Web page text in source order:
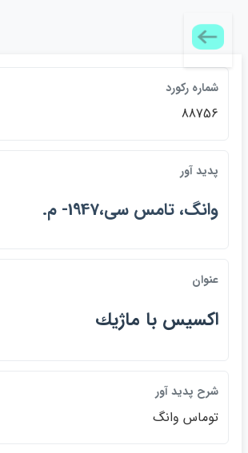
شماره رکورد
88756
پديد آور
وانگ، تامس سي،1947- م.
عنوان
اكسيس با ماژيك
شرح پديد آور
توماس وانگ